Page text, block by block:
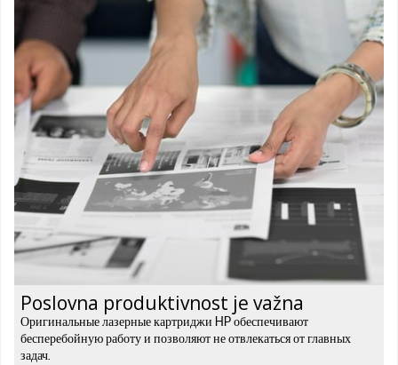
Poslovna produktivnost je važna
Оригинальные лазерные картриджи HP обеспечивают
бесперебойную работу и позволяют не отвлекаться от главных
задач.